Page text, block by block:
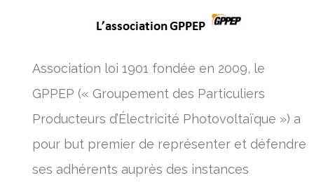
Association loi 1901 fondée en 2009, le
GPPEP (« Groupement des Particuliers
Producteurs d’Électricité Photovoltaïque ») a
pour but premier de représenter et défendre
ses adhérents auprès des instances